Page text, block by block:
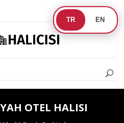
TR EN
OTEL HALISI